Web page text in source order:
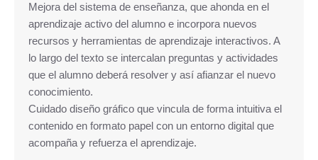
Mejora del sistema de enseñanza, que ahonda en el
aprendizaje activo del alumno e incorpora nuevos
recursos y herramientas de aprendizaje interactivos. A
lo largo del texto se intercalan preguntas y actividades
que el alumno deberá resolver y así afianzar el nuevo
conocimiento.
Cuidado diseño gráfico que vincula de forma intuitiva el
contenido en formato papel con un entorno digital que
acompaña y refuerza el aprendizaje.